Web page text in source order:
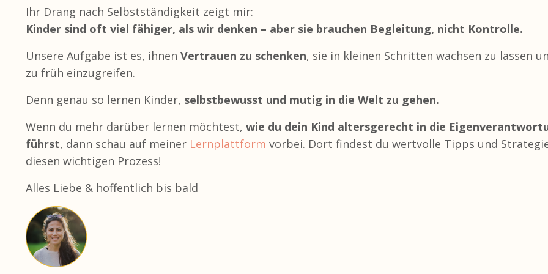
Ihr Drang nach Selbstständigkeit zeigt mir:
Kinder sind oft viel fähiger, als wir denken – aber sie brauchen Begleitung, nicht Kontrolle.
Unsere Aufgabe ist es, ihnen Vertrauen zu schenken, sie in kleinen Schritten wachsen zu lassen
zu früh einzugreifen.
Denn genau so lernen Kinder, selbstbewusst und mutig in die Welt zu gehen.
Wenn du mehr darüber lernen möchtest, wie du dein Kind altersgerecht in die
führst, dann schau auf meiner Lernplattform vorbei. Dort findest du wertvolle Tipps und
diesen wichtigen Prozess!
Alles Liebe & hoffentlich bis bald